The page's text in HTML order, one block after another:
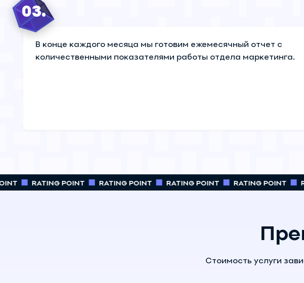
03.
В конце каждого месяца мы готовим ежемесячный отчет с
количественными показателями работы отдела маркетинга.
RATING POINT RATING POINT RATING POINT RATING POINT
Стоимость услуги